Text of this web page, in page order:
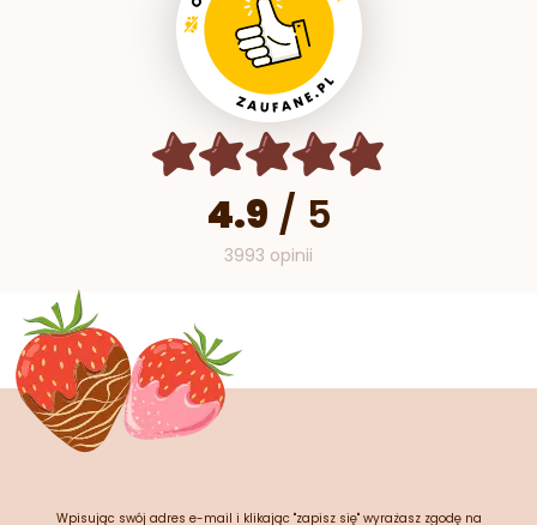
4.9 / 5
3993 opinii
Wpisując swój adres e-mail i klikając "zapisz się" wyrażasz zgodę na